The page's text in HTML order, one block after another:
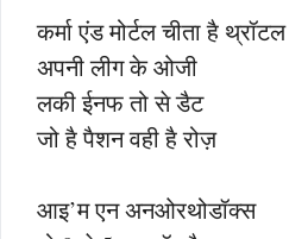
कर्मा एंड मोर्टल चीता है थ्रॉटल
अपनी लीग के ओजी
लकी ईनफ तो से डैट
जो है पैशन वही है रोज़
आइ’म एन अनओरथोडॉक्स